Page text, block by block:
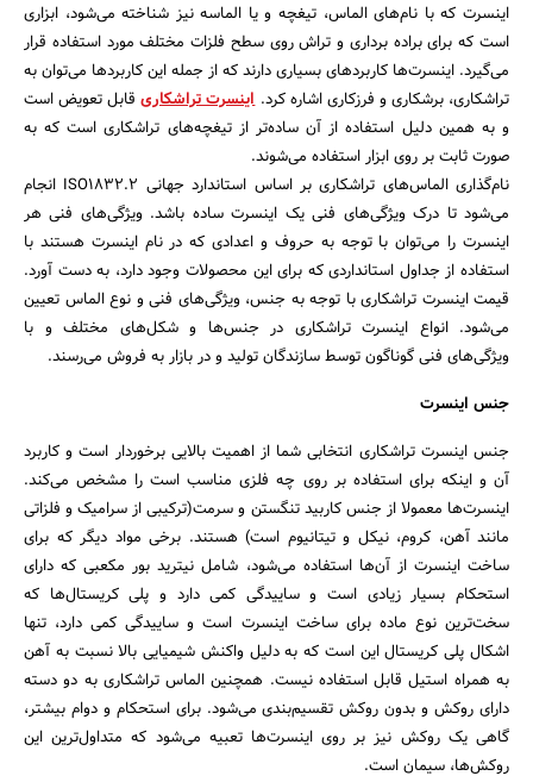
اینسرت که با نام‌های الماس، تیغچه و یا الماسه نیز شناخته می‌شود، ابزاری
است که برای براده برداری و تراش روی سطح فلزات مختلف مورد استفاده قرار
می‌گیرد. اینسرت‌ها کاربردهای بسیاری دارند که از جمله این کاربردها می‌توان به
تراشکاری، برشکاری و فرزکاری اشاره کرد.اینسرت تراشکاریقابل تعویض است
و به همین دلیل استفاده از آن ساده‌تر از تیغچه‌های تراشکاری است که به
صورت ثابت بر روی ابزار استفاده می‌شوند.
نام‌گذاری الماس‌های تراشکاری بر اساس استاندارد جهانی ISO1832.2 انجام
می‌شود تا درک ویژگی‌های فنی یک اینسرت ساده باشد. ویژگی‌های فنی هر
اینسرت را می‌توان با توجه به حروف و اعدادی که در نام اینسرت هستند با
استفاده از جداول استانداردی که برای این محصولات وجود دارد، به دست آورد.
قیمت اینسرت تراشکاری با توجه به جنس، ویژگی‌های فنی و نوع الماس تعیین
می‌شود. انواع اینسرت تراشکاری در جنس‌ها و شکل‌های مختلف و با
ویژگی‌های فنی گوناگون توسط سازندگان تولید و در بازار به فروش می‌رسند.
جنس اینسرت
جنس اینسرت تراشکاری انتخابی شما از اهمیت بالایی برخوردار است و کاربرد
آن و اینکه برای استفاده بر روی چه فلزی مناسب است را مشخص می‌کند.
اینسرت‌ها معمولا از جنس کاربید تنگستن و سرمت(ترکیبی از سرامیک و فلزاتی
مانند آهن، کروم، نیکل و تیتانیوم است) هستند. برخی مواد دیگر که برای
ساخت اینسرت از آن‌ها استفاده می‌شود، شامل نیترید بور مکعبی که دارای
استحکام بسیار زیادی است و ساییدگی کمی دارد و پلی کریستال‌ها که
سخت‌ترین نوع ماده برای ساخت اینسرت است و ساییدگی کمی دارد، تنها
اشکال پلی کریستال این است که به دلیل واکنش شیمیایی بالا نسبت به آهن
به همراه استیل قابل استفاده نیست. همچنین الماس تراشکاری به دو دسته
دارای روکش و بدون روکش تقسیم‌بندی می‌شود. برای استحکام و دوام بیشتر،
گاهی یک روکش نیز بر روی اینسرت‌ها تعبیه می‌شود که متداول‌ترین این
روکش‌ها، سیمان است.